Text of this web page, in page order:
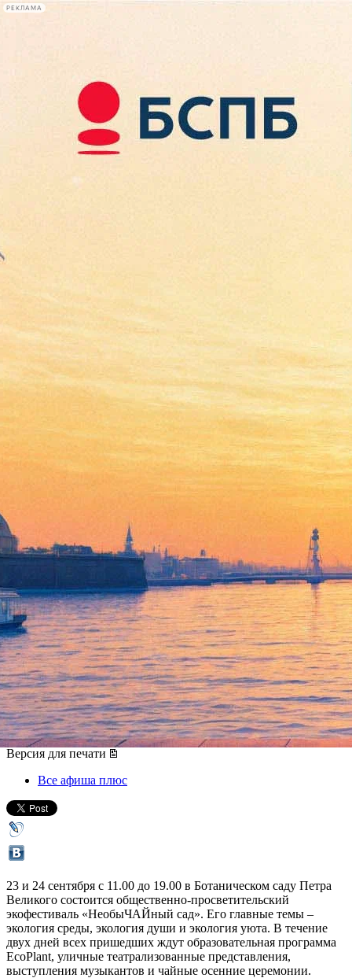
РЕКЛАМА
Сегодня:
2026.08.10
11:27
Афиша Plus
Ботанический сад
превратится в
необыЧАЙный
19 сентября 2017, вторник
Версия для печати
Все афиша плюс
23 и 24 сентября с 11.00 до 19.00 в Ботаническом саду Петра
Великого состоится общественно-просветительский
экофестиваль «НеобыЧАЙный сад». Его главные темы –
экология среды, экология души и экология уюта. В течение
двух дней всех пришедших ждут образовательная программа
EcoPlant, уличные театрализованные представления,
выступления музыкантов и чайные осенние церемонии.